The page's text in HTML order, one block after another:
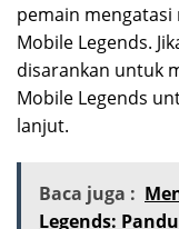
pemain
Mobile Legends.
disarankan untuk
Mobile Legends
lanjut.
Baca juga :
Legends: